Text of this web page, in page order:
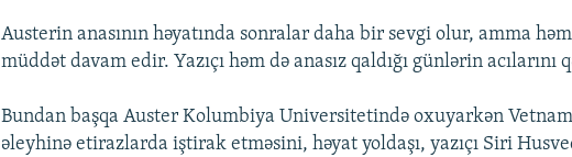
Austerin anasının həyatında sonralar daha bir sevgi olur, amma
müddət davam edir. Yazıçı həm də anasız qaldığı günlərin acılarını
Bundan başqa Auster Kolumbiya Universitetində oxuyarkən
əleyhinə etirazlarda iştirak etməsini, həyat yoldaşı, yazıçı Siri